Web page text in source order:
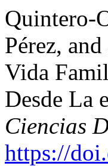
Quintero-
Pérez,
Vida
Desde La
Ciencias
https://